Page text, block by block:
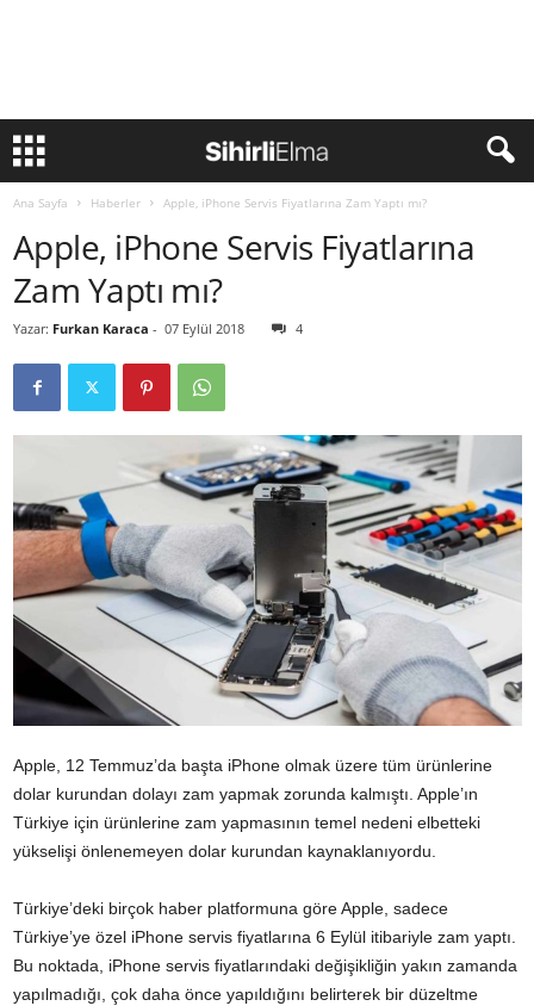
Ana Sayfa Haberler Apple, iPhone Servis Fiyatlarına Zam Yaptı mı?
Apple, iPhone Servis Fiyatlarına
Zam Yaptı mı?
Yazar: Furkan Karaca - 07 Eylül 2018 4
Apple, 12 Temmuz’da başta iPhone olmak üzere tüm ürünlerine
dolar kurundan dolayı zam yapmak zorunda kalmıştı. Apple’ın
Türkiye için ürünlerine zam yapmasının temel nedeni elbetteki
yükselişi önlenemeyen dolar kurundan kaynaklanıyordu.
Türkiye’deki birçok haber platformuna göre Apple, sadece
Türkiye’ye özel iPhone servis fiyatlarına 6 Eylül itibariyle zam yaptı.
Bu noktada, iPhone servis fiyatlarındaki değişikliğin yakın zamanda
yapılmadığı, çok daha önce yapıldığını belirterek bir düzeltme